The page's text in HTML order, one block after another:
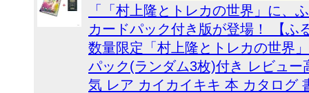
「「村上隆とトレカの世界」に、
カードパック付き版が登場！ 【ふ
数量限定「村上隆とトレカの世界
パック(ランダム3枚)付き レビュ
気 レア カイカイキキ 本 カタログ